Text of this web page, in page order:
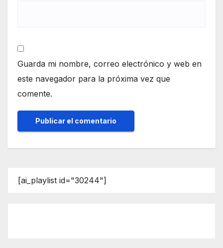
Guarda mi nombre, correo electrónico y web en
este navegador para la próxima vez que
comente.
[ai_playlist id="30244"]